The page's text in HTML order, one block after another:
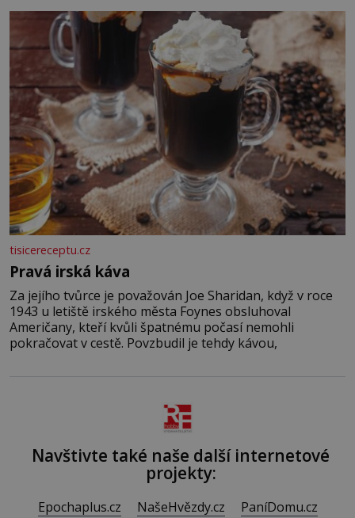
blízkosti. Nemusíte však zoufat. Pokud budete mít
promyšlený jídelníček, žadné pařáky si na vás
tisicereceptu.cz
Pravá irská káva
Za jejího tvůrce je považován Joe Sharidan, když v roce
1943 u letiště irského města Foynes obsluhoval
Američany, kteří kvůli špatnému počasí nemohli
pokračovat v cestě. Povzbudil je tehdy kávou,
Navštivte také naše další internetové
projekty:
Epochaplus.cz NašeHvězdy.cz
PaníDomu.cz